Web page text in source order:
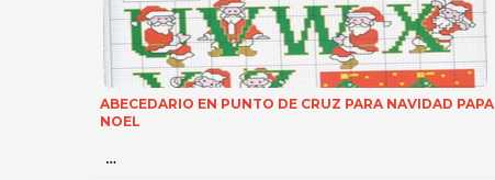
ABECEDARIO EN PUNTO DE CRUZ PARA NAVIDAD PAPA
NOEL
…